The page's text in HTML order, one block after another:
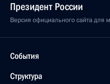
Президент России
Версия официального сайта для
События
Структура